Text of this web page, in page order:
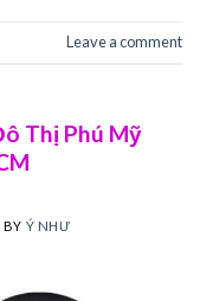
Leave a comment
Thị Phú Mỹ
BY Ý NHƯ